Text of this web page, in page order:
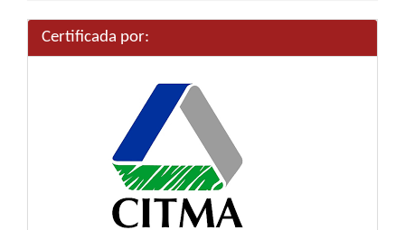
Certificada por: